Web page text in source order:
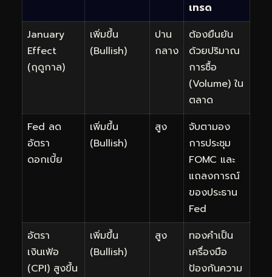
เทรด
January
Effect
(ฤดูกาล)
เพิ่มขึ้น
(Bullish)
ปาน
กลาง
ต้องยืนยัน
ด้วยปริมาณ
การซื้อ
(Volume) ใน
ตลาด
Fed ลด
อัตรา
ดอกเบี้ย
เพิ่มขึ้น
(Bullish)
สูง
จับตามอง
การประชุม
FOMC และ
แถลงการณ์
ของประธาน
Fed
อัตรา
เงินเฟ้อ
(CPI) สูงขึ้น
เพิ่มขึ้น
(Bullish)
สูง
ทองคำเป็น
เครื่องมือ
ป้องกันความ